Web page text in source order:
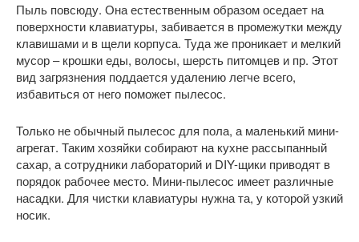
Пыль повсюду. Она естественным образом оседает на
поверхности клавиатуры, забивается в промежутки между
клавишами и в щели корпуса. Туда же проникает и мелкий
мусор – крошки еды, волосы, шерсть питомцев и пр. Этот
вид загрязнения поддается удалению легче всего,
избавиться от него поможет пылесос.
Только не обычный пылесос для пола, а маленький мини-
агрегат. Таким хозяйки собирают на кухне рассыпанный
сахар, а сотрудники лабораторий и DIY-щики приводят в
порядок рабочее место. Мини-пылесос имеет различные
насадки. Для чистки клавиатуры нужна та, у которой узкий
носик.